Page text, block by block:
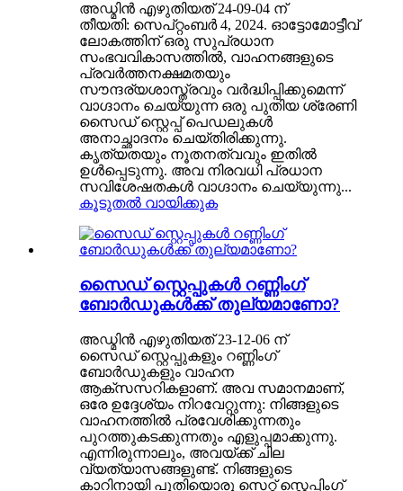
അഡ്മിൻ എഴുതിയത് 24-09-04 ന്
തീയതി: സെപ്റ്റംബർ 4, 2024. ഓട്ടോമോട്ടീവ്
ലോകത്തിന് ഒരു സുപ്രധാന
സംഭവവികാസത്തിൽ, വാഹനങ്ങളുടെ
പ്രവർത്തനക്ഷമതയും
സൗന്ദര്യശാസ്ത്രവും വർദ്ധിപ്പിക്കുമെന്ന്
വാഗ്ദാനം ചെയ്യുന്ന ഒരു പുതിയ ശ്രേണി
സൈഡ് സ്റ്റെപ്പ് പെഡലുകൾ
അനാച്ഛാദനം ചെയ്‌തിരിക്കുന്നു.
കൃത്യതയും നൂതനത്വവും ഇതിൽ
ഉൾപ്പെടുന്നു. അവ നിരവധി പ്രധാന
സവിശേഷതകൾ വാഗ്ദാനം ചെയ്യുന്നു...
കൂടുതൽ വായിക്കുക
സൈഡ് സ്റ്റെപ്പുകൾ റണ്ണിംഗ്
ബോർഡുകൾക്ക് തുല്യമാണോ?
അഡ്മിൻ എഴുതിയത് 23-12-06 ന്
സൈഡ് സ്റ്റെപ്പുകളും റണ്ണിംഗ്
ബോർഡുകളും വാഹന
ആക്‌സസറികളാണ്. അവ സമാനമാണ്,
ഒരേ ഉദ്ദേശ്യം നിറവേറ്റുന്നു: നിങ്ങളുടെ
വാഹനത്തിൽ പ്രവേശിക്കുന്നതും
പുറത്തുകടക്കുന്നതും എളുപ്പമാക്കുന്നു.
എന്നിരുന്നാലും, അവയ്ക്ക് ചില
വ്യത്യാസങ്ങളുണ്ട്. നിങ്ങളുടെ
കാറിനായി പുതിയൊരു സെറ്റ് സ്റ്റെപ്പിംഗ്